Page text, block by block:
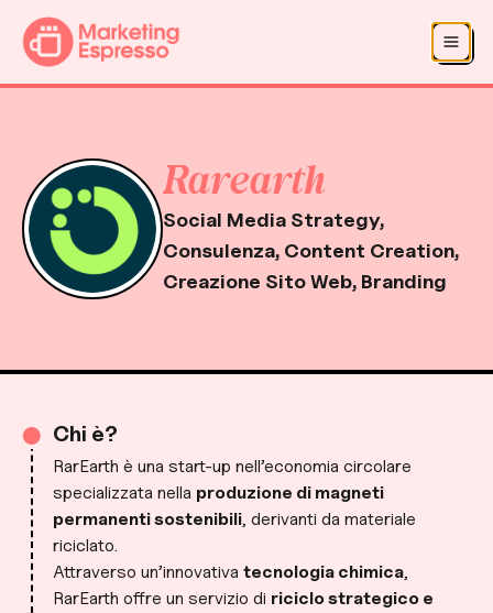
Salta al contenuto principale Salta alla navigazione
Rarearth
Social Media Strategy,
Consulenza, Content Creation,
Creazione Sito Web, Branding
Chi è?
RarEarth è una start-up nell’economia circolare
specializzata nella produzione di magneti
permanenti sostenibili, derivanti da materiale
riciclato.
Attraverso un’innovativa tecnologia chimica,
RarEarth offre un servizio di riciclo strategico e